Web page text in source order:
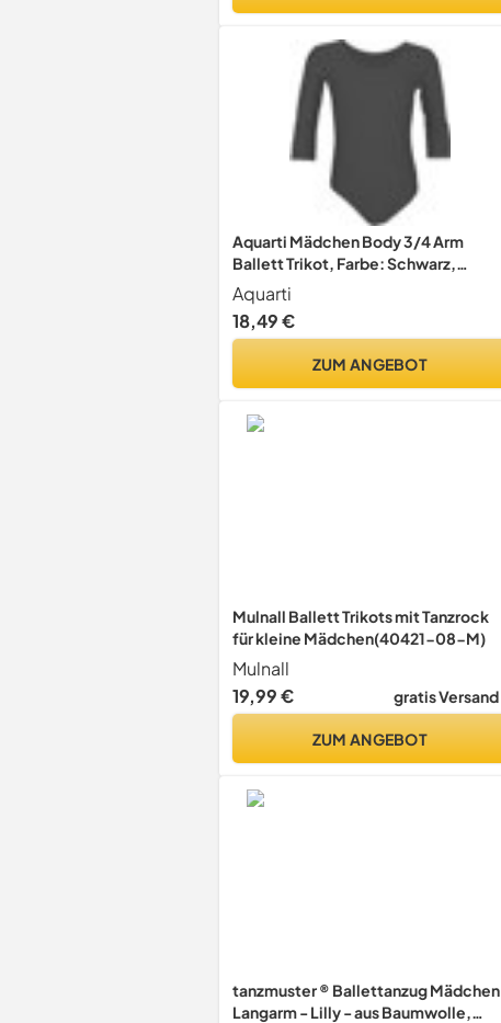
Aquarti Mädchen Body 3/4 Arm
Ballett Trikot, Farbe: Schwarz,
Größe: 146
Aquarti
18,49 €
ZUM ANGEBOT
Mulnall Ballett Trikots mit Tanzrock
für kleine Mädchen(40421-08-M)
Mulnall
19,99 €
gratis Versand
ZUM ANGEBOT
tanzmuster ® Ballettanzug Mädchen
Langarm - Lilly - aus Baumwolle,